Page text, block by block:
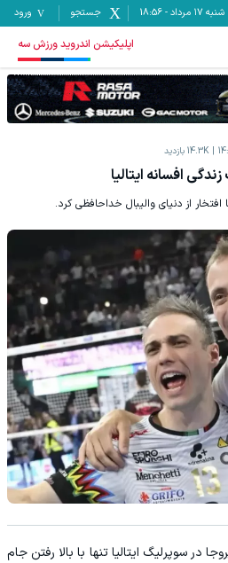
شنبه ۱۷ مرداد -
18:56 جستجو ورود
اپلیکیشن اندروید ورزش سه
14.3K بازدید
از دنیای والیبال خداحافظی کرد.
در سوپرلیگ ایتالیا تنها با بالا رفتن جام